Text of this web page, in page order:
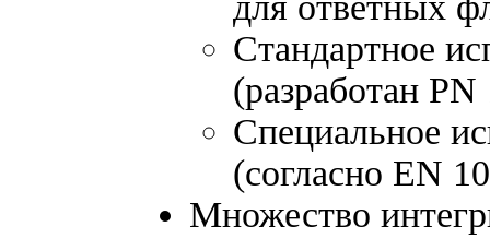
Стандартное
(разработан
Специальное
(согласно EN
Множество